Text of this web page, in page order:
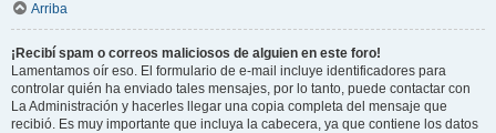
Arriba
¡Recibí spam o correos maliciosos de alguien en este foro!
Lamentamos oír eso. El formulario de e-mail incluye identificadores para
controlar quién ha enviado tales mensajes, por lo tanto, puede contactar con
La Administración y hacerles llegar una copia completa del mensaje que
recibió. Es muy importante que incluya la cabecera, ya que contiene los datos